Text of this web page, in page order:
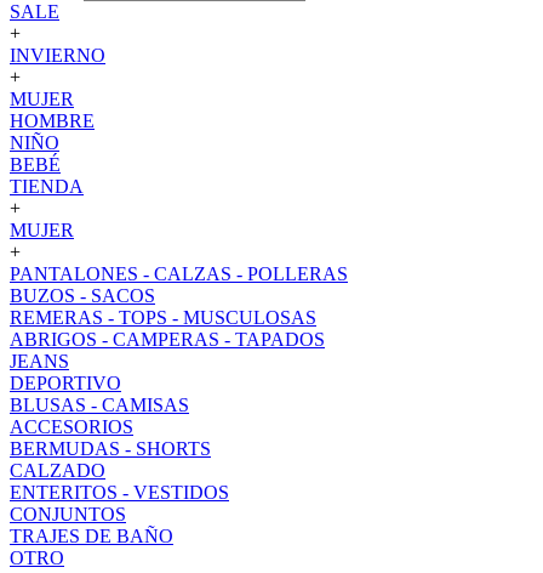
SALE
+
INVIERNO
+
MUJER
HOMBRE
NIÑO
BEBÉ
TIENDA
+
MUJER
+
PANTALONES - CALZAS - POLLERAS
BUZOS - SACOS
REMERAS - TOPS - MUSCULOSAS
ABRIGOS - CAMPERAS - TAPADOS
JEANS
DEPORTIVO
BLUSAS - CAMISAS
ACCESORIOS
BERMUDAS - SHORTS
CALZADO
ENTERITOS - VESTIDOS
CONJUNTOS
TRAJES DE BAÑO
OTRO